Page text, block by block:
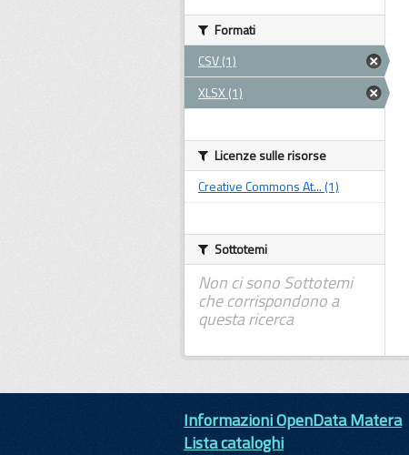
Formati
CSV (1)
XLSX (1)
Licenze sulle risorse
Creative Commons At... (1)
Sottotemi
Non ci sono Sottotemi
che corrispondono a
questa ricerca
Informazioni OpenData Matera
Lista cataloghi